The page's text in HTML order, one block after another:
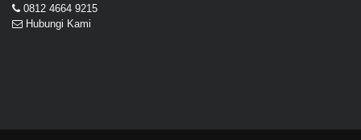
0812 4664 9215
Hubungi Kami